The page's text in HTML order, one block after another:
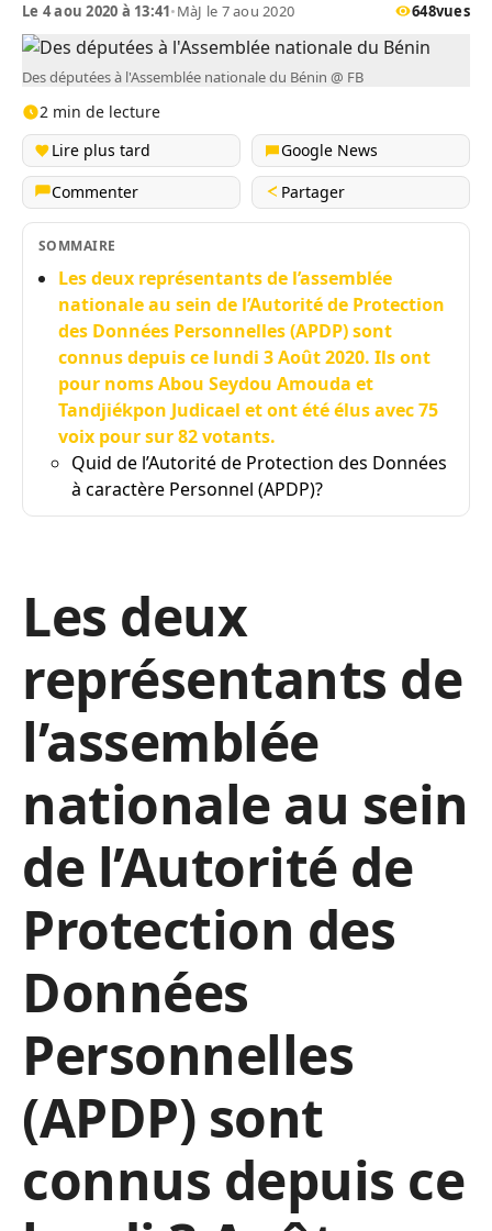
Le 4 aou 2020 à 13:41•MàJ le 7 aou 2020 648vues
Des députées à l'Assemblée nationale du Bénin @ FB
2 min de lecture
Lire plus tard
Google News
Commenter
Partager
SOMMAIRE
Les deux représentants de l’assemblée
nationale au sein de l’Autorité de Protection
des Données Personnelles (APDP) sont
connus depuis ce lundi 3 Août 2020. Ils ont
pour noms Abou Seydou Amouda et
Tandjiékpon Judicael et ont été élus avec 75
voix pour sur 82 votants.
Quid de l’Autorité de Protection des Données
à caractère Personnel (APDP)?
Les deux
représentants de
l’assemblée
nationale au sein
de l’Autorité de
Protection des
Données
Personnelles
(APDP) sont
connus depuis ce